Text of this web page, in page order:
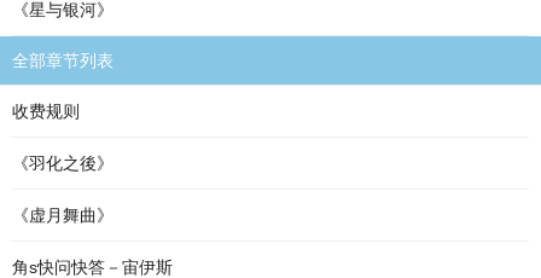
《星与银河》
全部章节列表
收费规则
《羽化之後》
《虚月舞曲》
角s快问快答－宙伊斯